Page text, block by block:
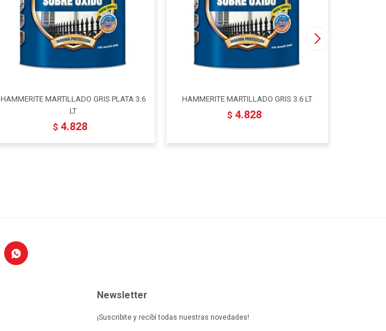
HAMMERITE MARTILLADO GRIS PLATA 3.6
LT
$ 4.828
HAMMERITE MARTILLADO GRIS 3.6 LT
$ 4.828

Newsletter
¡Suscribite y recibí todas nuestras novedades!